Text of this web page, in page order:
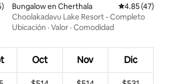
promedio: 5 de 5; 46 evaluaciones
Bungalow en Cherthala Calificación
4.85 (47)
Choolakadavu Lake Resort - Completo
Ubicación · Valor · Comodidad
Oct Nov Dic